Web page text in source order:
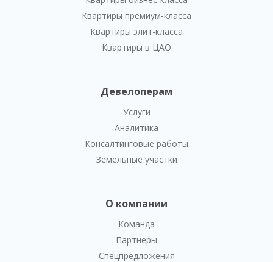
Квартиры премиум-класса
Квартиры элит-класса
Квартиры в ЦАО
Девелоперам
Услуги
Аналитика
Консалтинговые работы
Земельные участки
О компании
Команда
Партнеры
Спецпредложения